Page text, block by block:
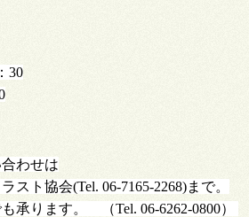
30
わせは
ト協会(Tel. 06-7165-2268)まで。
承ります。 （Tel. 06-6262-0800）